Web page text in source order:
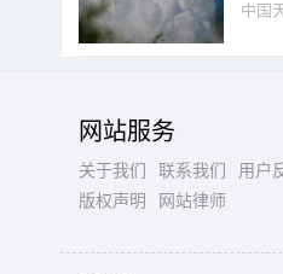
中国
网站服务
关于我们 联系我们
用户
版权声明
网站律师